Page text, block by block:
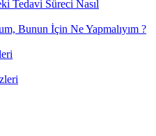
Tedavi Süreci Nasıl
Bunun İçin Ne Yapmalıyım ?